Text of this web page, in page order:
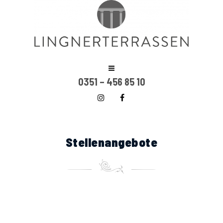
0351 – 456 85 10
Stellenangebote